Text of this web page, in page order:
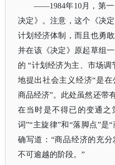
——1984年10月，第一
决定》。注意，这个《决
计划经济体制，而且也勇
并在该《决定》原起草组
的 “计划经济为主、市场调
地提出社会主义经济“是
商品经济”。此处虽然还带
在当时是不得已的变通之
词”“主旋律”和“落脚点”是
确写道： “商品经济的充
不可逾越的阶段。”